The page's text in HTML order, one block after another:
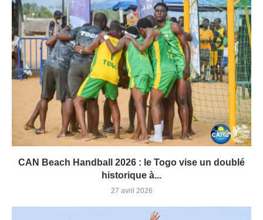
CAN Beach Handball 2026 : le Togo vise un doublé
historique à...
27 avril 2026